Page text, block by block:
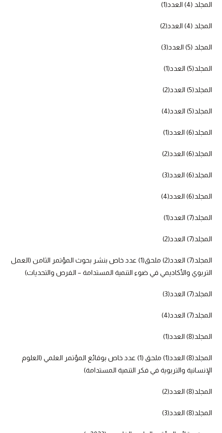
المجلد (4) العدد(1)
المجلد (4) العدد(2)
المجلد (5) العدد(3)
المجلد(5) العدد(1)
المجلد(5) العدد(2)
المجلد(5) العدد(4)
المجلد(6) العدد(1)
المجلد(6) العدد(2)
المجلد(6) العدد(3)
المجلد(6) العدد(4)
المجلد(7) العدد(1)
المجلد(7) العدد(2)
المجلد(7) العدد(2) ملحق(1) عدد خاص بنشر بحوث المؤتمر الثامن (العمل
التربوي والأكاديمي في ضوء التنمية المستدامة – الفرص والتحديات)
المجلد(7) العدد(3)
المجلد(7) العدد(4)
المجلد(8) العدد(1)
المجلد(8) العدد(1) ملحق (1) عدد خاص بوقائع المؤتمر العلمي (العلوم
الإنسانية والتربوية في فكر التنمية المستدامة)
المجلد(8) العدد(2)
المجلد(8) العدد(3)